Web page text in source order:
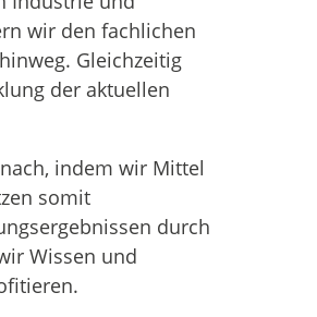
wir den fachlichen
Gleichzeitig
der aktuellen
indem wir Mittel
somit
durch
Wissen und